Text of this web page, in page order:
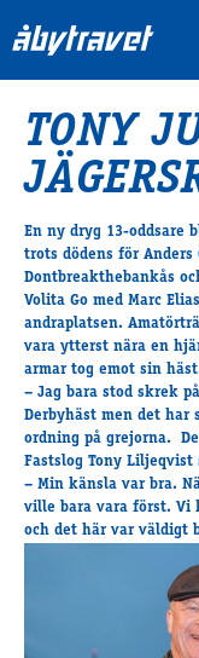
Köp biljett
Travprogrammet
Bra att veta
Restauranger
Catering by Lyon
Hotell nära oss
Nybörjar­guide
Presentkort
Tävlingsdagar
FAQ
Exponering & värdskap
TONY
En ny dryg 13-oddsare
trots dödens för Anders
Dontbreakthebankås
Volita Go med Marc
andraplatsen.
vara ytterst nära en
armar tog emot sin
– Jag bara stod skrek
Derbyhäst men det har
ordning på grejorna.
Fastslog Tony
– Min känsla var bra.
ville bara vara först. Vi
och det här var väldigt